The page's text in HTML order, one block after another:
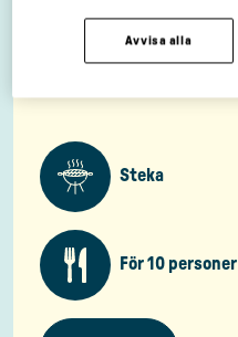
Steka
För 10 personer
Avvisa alla